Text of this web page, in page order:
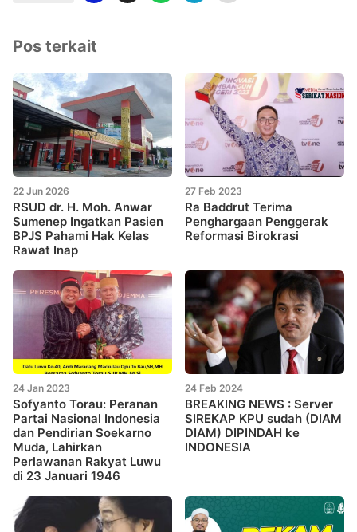
Pos terkait
22 Jun 2026
RSUD dr. H. Moh. Anwar
Sumenep Ingatkan Pasien
BPJS Pahami Hak Kelas
Rawat Inap
27 Feb 2023
Ra Baddrut Terima
Penghargaan Penggerak
Reformasi Birokrasi
24 Jan 2023
Sofyanto Torau: Peranan
Partai Nasional Indonesia
dan Pendirian Soekarno
Muda, Lahirkan
Perlawanan Rakyat Luwu
di 23 Januari 1946
24 Feb 2024
BREAKING NEWS : Server
SIREKAP KPU sudah (DIAM
DIAM) DIPINDAH ke
INDONESIA